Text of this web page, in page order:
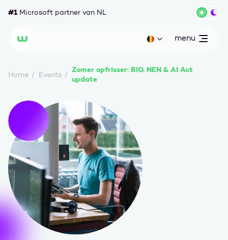
#1Microsoft partner van NL
Wortell Huidige taal: be
open
menu
Home Events
Zomer opfrisser: BIO, NEN & AI Act
update